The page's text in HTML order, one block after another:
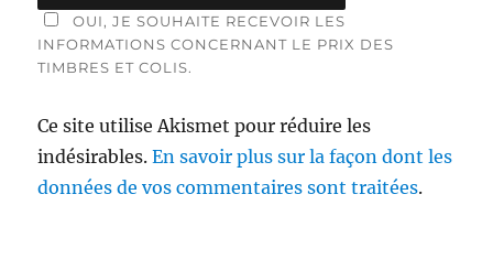
OUI, JE SOUHAITE RECEVOIR LES
INFORMATIONS CONCERNANT LE PRIX DES
TIMBRES ET COLIS.
Ce site utilise Akismet pour réduire les
indésirables.En savoir plus sur la façon dont les
données de vos commentaires sont traitées.